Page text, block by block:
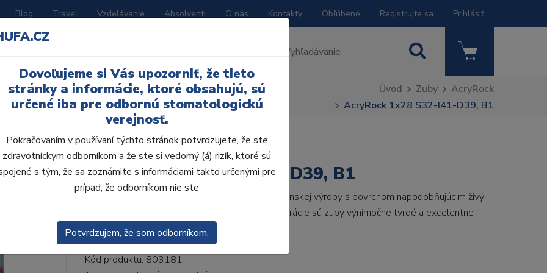
Blog Travel Vzdelávanie Absolventi O nás Kontakty Obľúbené Registrujte sa Prihlásiť
I41-D39, B1 Úvod Zuby
AcryRock
AcryRock 1x28 S32-I41-D39, B1
AcryRock 1x28 S32-I41-D39, B1
• Dvojvrstvové veľmi estetické živičné zuby talianskej výroby s povrchom napodobňujúcim živý
zub.• Vďaka použitiu špeciálnej živice novej generácie sú zuby výnimočne tvrdé a excelentne
odolávajú ab...ZOBRAZIT VÍCE
Kód produktu: 803181
Dovoľujeme si Vás upozorniť, že tieto
stránky a informácie, ktoré obsahujú, sú
určené iba pre odbornú stomatologickú
verejnosť.
Pokračovaním v používaní týchto stránok potvrdzujete, že ste
zdravotníckym odborníkom a že ste si vedomý (á) rizík, ktoré sú
s tým, že sa zoznámite s informáciami takto určenými pre
prípad, že odborníkom nie ste
Potvrdzujem, že som odborníkom.